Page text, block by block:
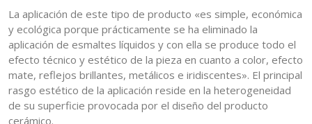
La aplicación de este tipo de producto «es simple, económica
y ecológica porque prácticamente se ha eliminado la
aplicación de esmaltes líquidos y con ella se produce todo el
efecto técnico y estético de la pieza en cuanto a color, efecto
mate, reflejos brillantes, metálicos e iridiscentes». El principal
rasgo estético de la aplicación reside en la heterogeneidad
de su superficie provocada por el diseño del producto
cerámico.